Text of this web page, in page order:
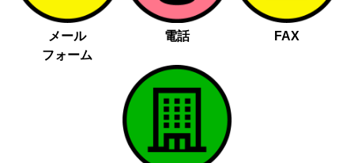
人の生命、身体又は財産の保護にために必要がある場合であっ
て、本人の同意を得る事が困難であるとき
公衆衛生の向上又は児童の健全な育成の推進のために特に必要
がある場合であって、本人の同意を得る事が困難であるとき
国の機関若しくは地方公共団体又はその委託を受けた者が法令
の定める事務を遂行することに対して協力する必要がある場合
であって、本人の同意を得ることによって当該事務の遂行に支
メール
フォーム
電話 FAX